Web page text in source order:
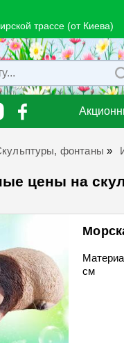
трассе (от Киева)
фонтаны »
цены на
см